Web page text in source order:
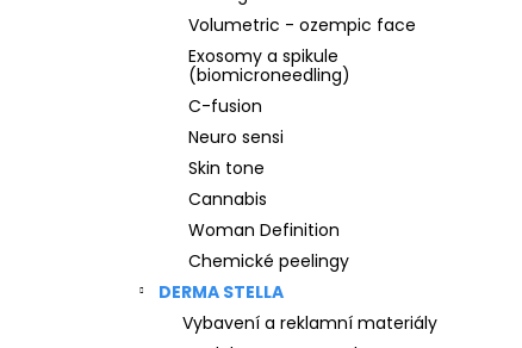
Volumetric - ozempic face
Exosomy a spikule
(biomicroneedling)
C-fusion
Neuro sensi
Skin tone
Cannabis
Woman Definition
Chemické peelingy
DERMA STELLA
Vybavení a reklamní materiály